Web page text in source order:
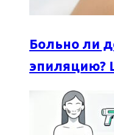
Больно ли
эпиляцию?